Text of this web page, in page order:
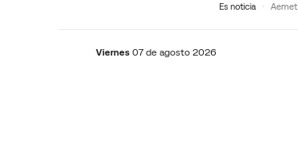
Es noticia Aemet
Viernes 07 de agosto 2026